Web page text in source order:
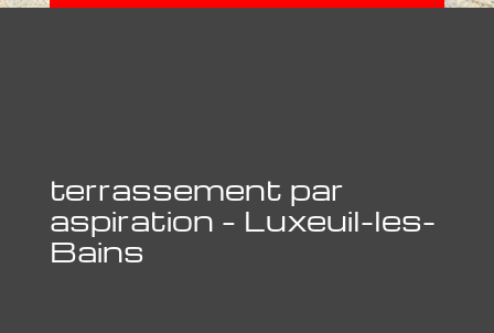
terrassement par
aspiration – Luxeuil-les-
Bains